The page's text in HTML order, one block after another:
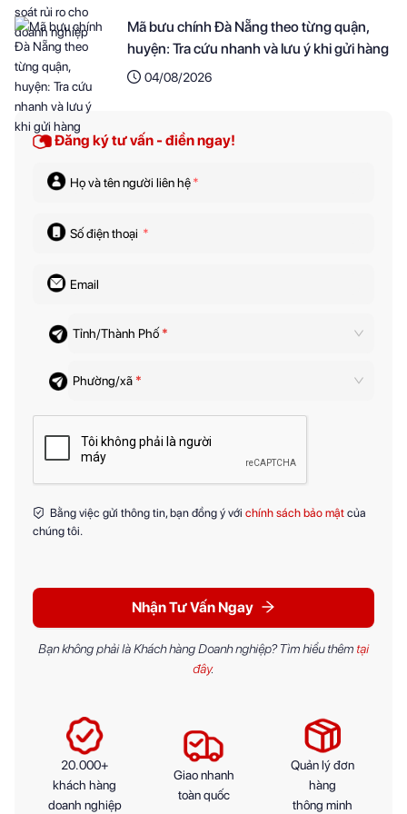
Mã bưu chính Đà Nẵng theo từng quận,
huyện: Tra cứu nhanh và lưu ý khi gửi hàng
04/08/2026
Đăng ký tư vấn - điền ngay!
Họ và tên người liên hệ*
Số điện thoại *
Email
Tỉnh/Thành Phố *
Phường/xã *
Bằng việc gửi thông tin, bạn đồng ý với chính sách bảo mật của
chúng tôi.
Nhận Tư Vấn Ngay
Bạn không phải là Khách hàng Doanh nghiệp? Tìm hiểu thêm tại
đây.
20.000+
khách hàng
doanh nghiệp
Giao nhanh
toàn quốc
Quản lý đơn
hàng
thông minh